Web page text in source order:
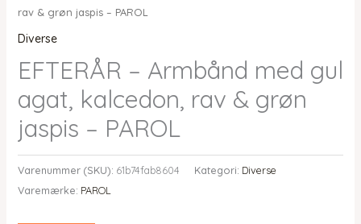
rav & grøn jaspis – PAROL
Diverse
EFTERÅR – Armbånd med gul
agat, kalcedon, rav & grøn
jaspis – PAROL
Varenummer (SKU): 61b74fab8604 Kategori: Diverse
Varemærke: PAROL